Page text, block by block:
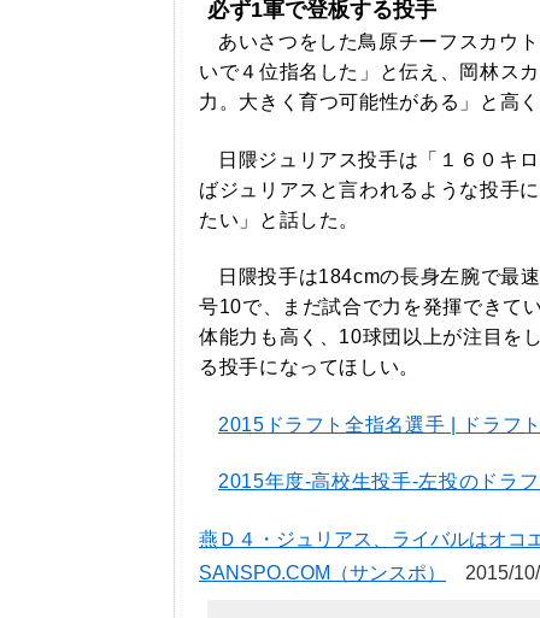
必ず1軍で登板する投手
あいさつをした鳥原チーフスカウ
いで４位指名した」と伝え、岡林ス
力。大きく育つ可能性がある」と高
日隈ジュリアス投手は「１６０キ
ばジュリアスと言われるような投手
たい」と話した。
日隈投手は184cmの長身左腕で最
号10で、まだ試合で力を発揮できて
体能力も高く、10球団以上が注目を
る投手になってほしい。
2015ドラフト全指名選手 | ドラフ
2015年度-高校生投手-左投のドラ
燕Ｄ４・ジュリアス、ライバルはオコ
SANSPO.COM（サンスポ）
2015/